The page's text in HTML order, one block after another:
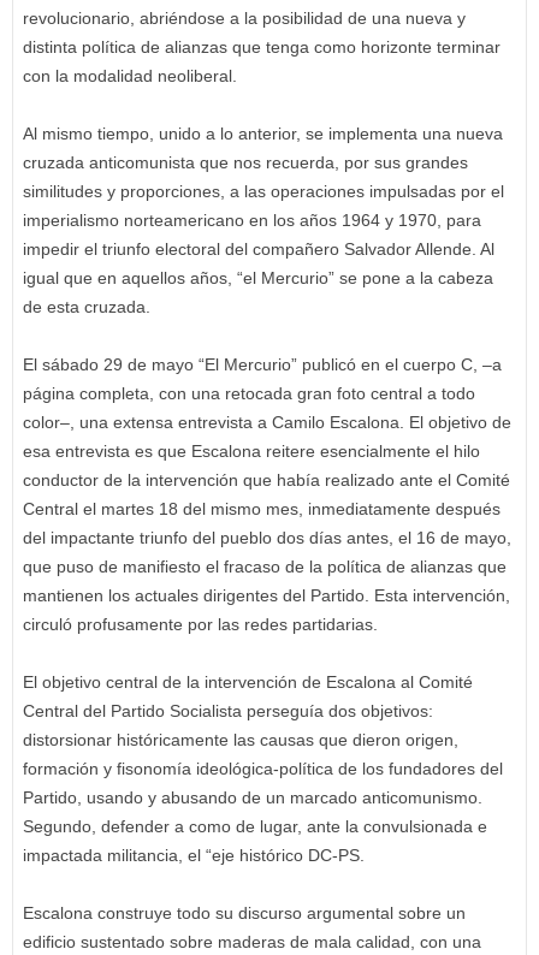
revolucionario, abriéndose a la posibilidad de una nueva y
distinta política de alianzas que tenga como horizonte terminar
con la modalidad neoliberal.
Al mismo tiempo, unido a lo anterior, se implementa una nueva
cruzada anticomunista que nos recuerda, por sus grandes
similitudes y proporciones, a las operaciones impulsadas por el
imperialismo norteamericano en los años 1964 y 1970, para
impedir el triunfo electoral del compañero Salvador Allende. Al
igual que en aquellos años, “el Mercurio” se pone a la cabeza
de esta cruzada.
El sábado 29 de mayo “El Mercurio” publicó en el cuerpo C, –a
página completa, con una retocada gran foto central a todo
color–, una extensa entrevista a Camilo Escalona. El objetivo de
esa entrevista es que Escalona reitere esencialmente el hilo
conductor de la intervención que había realizado ante el Comité
Central el martes 18 del mismo mes, inmediatamente después
del impactante triunfo del pueblo dos días antes, el 16 de mayo,
que puso de manifiesto el fracaso de la política de alianzas que
mantienen los actuales dirigentes del Partido. Esta intervención,
circuló profusamente por las redes partidarias.
El objetivo central de la intervención de Escalona al Comité
Central del Partido Socialista perseguía dos objetivos:
distorsionar históricamente las causas que dieron origen,
formación y fisonomía ideológica-política de los fundadores del
Partido, usando y abusando de un marcado anticomunismo.
Segundo, defender a como de lugar, ante la convulsionada e
impactada militancia, el “eje histórico DC-PS.
Escalona construye todo su discurso argumental sobre un
edificio sustentado sobre maderas de mala calidad, con una